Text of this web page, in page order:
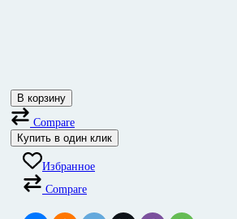
В корзину
Compare
Купить в один клик
Избранное
Compare